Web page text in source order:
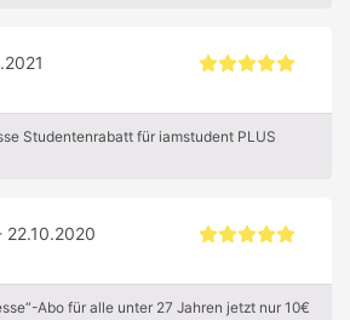
Studentenrabatt für iamstudent PLUS
22.10.2020
Abo für alle unter 27 Jahren jetzt nur 10€